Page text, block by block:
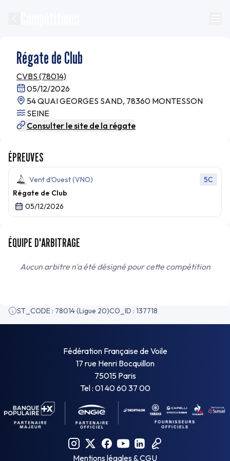
Régate de Club
CVBS (78014)
05/12/2026
54 QUAI GEORGES SAND, 78360 MONTESSON
SEINE
Consulter le site de la régate
ÉPREUVES
Vent d'Ouest (VNO)
5C
Régate de Club
05/12/2026
ÉQUIPE D'ARBITRAGE
Aucun arbitre n'a été désigné pour cette compétition
ST_CODE : 78014 (Ligue 20)CO_ID : 137718
Fédération Française de Voile
17 rue Henri Bocquillon
75015 Paris
Tel : 01 40 60 37 00
Mentions légales & CGU